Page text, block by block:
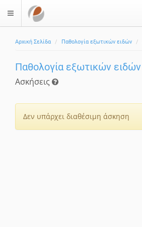
$langMenu
Αρχική Σελίδα Παθολογία εξωτικών ειδών
Παθολογία εξωτικών ειδών
Ασκήσεις
Δεν υπάρχει διαθέσιμη άσκηση